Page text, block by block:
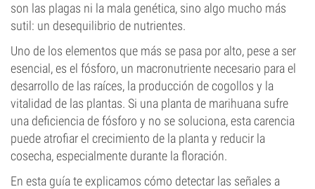
son las plagas ni la mala genética, sino algo mucho más
sutil: un desequilibrio de nutrientes.
Uno de los elementos que más se pasa por alto, pese a ser
esencial, es el fósforo, un macronutriente necesario para el
desarrollo de las raíces, la producción de cogollos y la
vitalidad de las plantas. Si una planta de marihuana sufre
una deficiencia de fósforo y no se soluciona, esta carencia
puede atrofiar el crecimiento de la planta y reducir la
cosecha, especialmente durante la floración.
En esta guía te explicamos cómo detectar las señales a